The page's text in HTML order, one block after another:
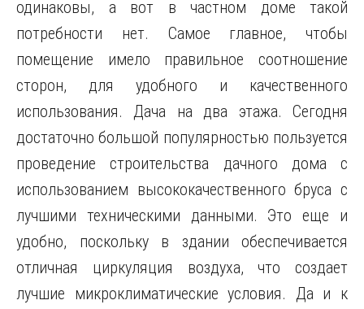
одинаковы, а вот в частном доме такой
потребности нет. Самое главное, чтобы
помещение имело правильное соотношение
сторон, для удобного и качественного
использования. Дача на два этажа. Сегодня
достаточно большой популярностью пользуется
проведение строительства дачного дома с
использованием высококачественного бруса с
лучшими техническими данными. Это еще и
удобно, поскольку в здании обеспечивается
отличная циркуляция воздуха, что создает
лучшие микроклиматические условия. Да и к